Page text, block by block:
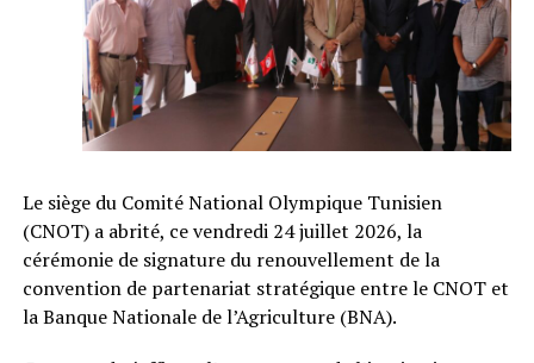
Le siège du Comité National Olympique Tunisien
(CNOT) a abrité, ce vendredi 24 juillet 2026, la
cérémonie de signature du renouvellement de la
convention de partenariat stratégique entre le CNOT et
la Banque Nationale de l’Agriculture (BNA).